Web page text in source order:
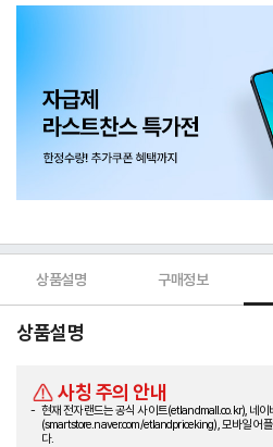
상품설명 구매정보
상품설명
사칭 주의 안내
현재 전자랜드는 공식 사이트(etlandmall.co.kr), 네이
(smartstore.naver.com/etlandpriceking), 모바일 어
다.